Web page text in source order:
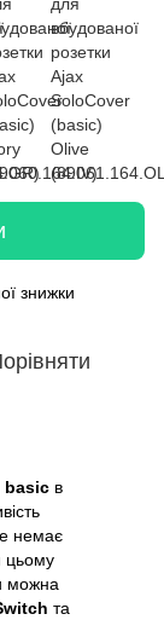
знижки
basic в
немає
цьому
можна
та